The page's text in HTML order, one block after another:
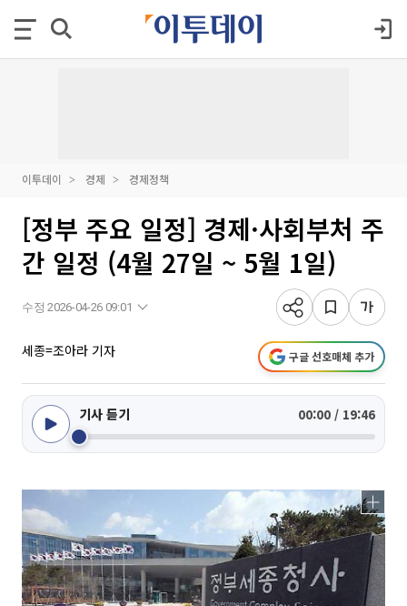
이투데이 경제 경제정책
[정부 주요 일정] 경제·사회부처 주
간 일정 (4월 27일 ~ 5월 1일)
수정 2026-04-26 09:01
세종=조아라 기자 구글 선호매체 추가
기사 듣기 00:00 / 19:46